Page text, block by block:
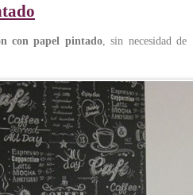
con papel pintado, sin necesidad de